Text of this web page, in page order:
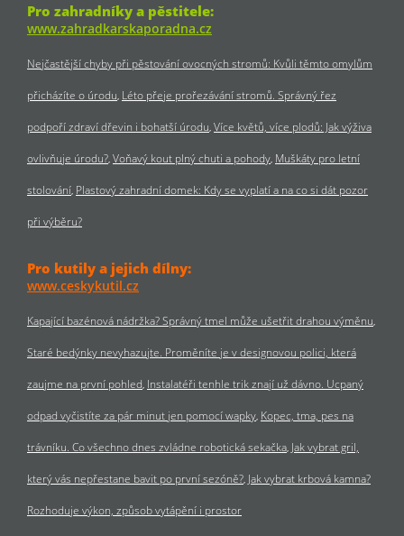
Pro zahradníky a pěstitele:
www.zahradkarskaporadna.cz
Nejčastější chyby při pěstování ovocných stromů: Kvůli těmto omylům
přicházíte o úrodu Léto přeje prořezávání stromů. Správný řez
podpoří zdraví dřevin i bohatší úrodu Více květů, více plodů: Jak výživa
ovlivňuje úrodu? Voňavý kout plný chuti a pohody Muškáty pro letní
stolování Plastový zahradní domek: Kdy se vyplatí a na co si dát pozor
při výběru?
Pro kutily a jejich dílny:
www.ceskykutil.cz
Kapající bazénová nádržka? Správný tmel může ušetřit drahou výměnu
Staré bedýnky nevyhazujte. Proměníte je v designovou polici, která
zaujme na první pohled Instalatéři tenhle trik znají už dávno. Ucpaný
odpad vyčistíte za pár minut jen pomocí wapky Kopec, tma, pes na
trávníku. Co všechno dnes zvládne robotická sekačka Jak vybrat gril,
který vás nepřestane bavit po první sezóně? Jak vybrat krbová kamna?
Rozhoduje výkon, způsob vytápění i prostor